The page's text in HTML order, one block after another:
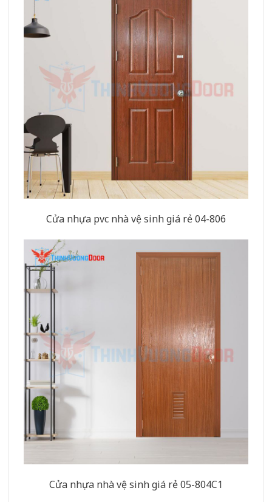
Cửa nhựa pvc nhà vệ sinh giá rẻ 04-806
Cửa nhựa nhà vệ sinh giá rẻ 05-804C1